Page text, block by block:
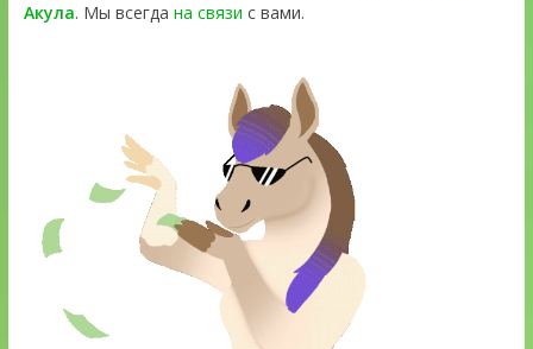
Акула. Мы всегда на связи с вами.